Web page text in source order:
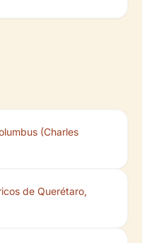
(Charles
de Querétaro,